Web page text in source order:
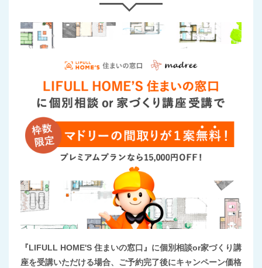
『LIFULL HOME'S 住まいの窓口』に個別相談or家づくり講
座を受講いただける場合、ご予約完了後にキャンペーン価格